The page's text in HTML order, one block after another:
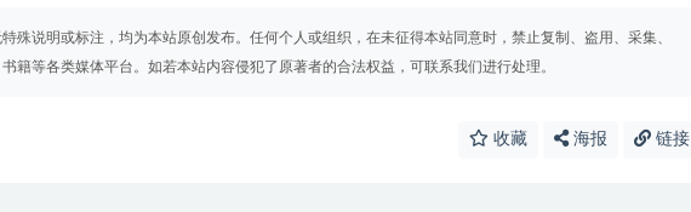
殊说明或标注，均为本站原创发布。任何个人或组织，在未征得本站同意时，禁止复制、盗用、采集、
籍等各类媒体平台。如若本站内容侵犯了原著者的合法权益，可联系我们进行处理。
收藏 海报 链接